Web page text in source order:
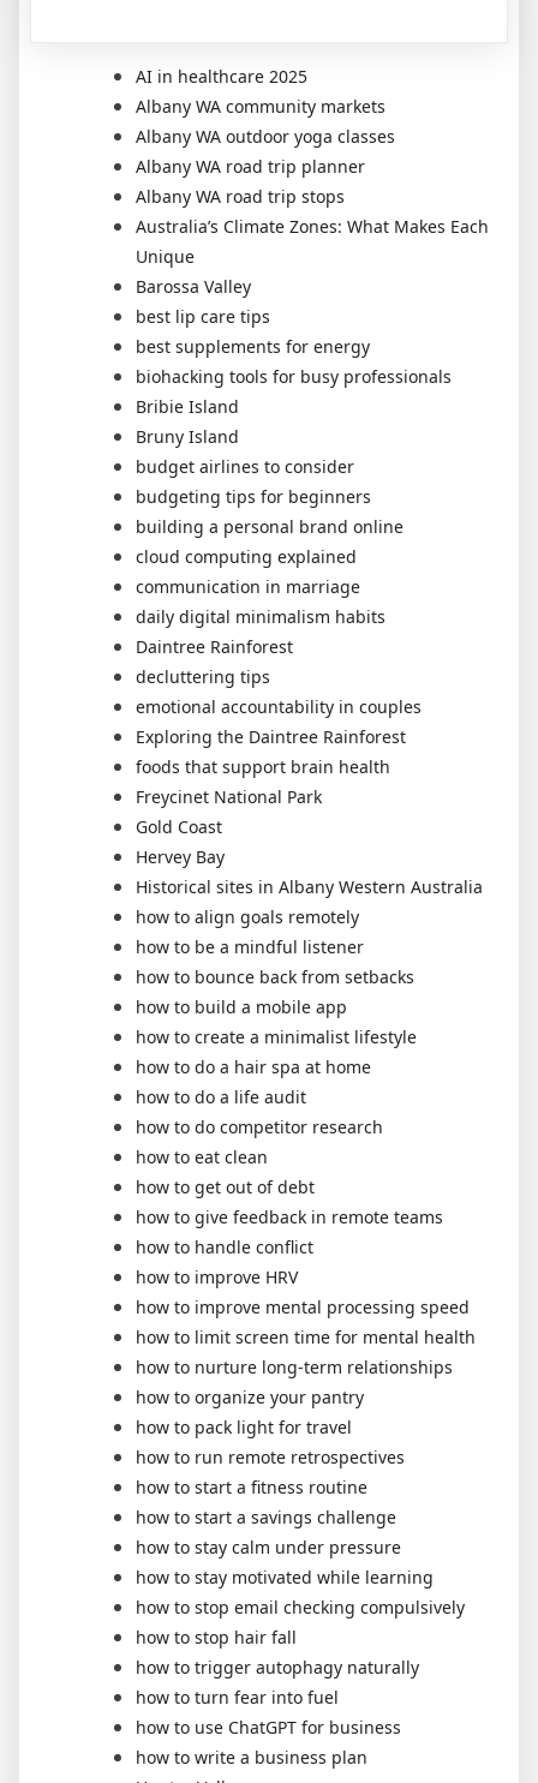
AI in healthcare 2025
Albany WA community markets
Albany WA outdoor yoga classes
Albany WA road trip planner
Albany WA road trip stops
Australia’s Climate Zones: What Makes Each
Unique
Barossa Valley
best lip care tips
best supplements for energy
biohacking tools for busy professionals
Bribie Island
Bruny Island
budget airlines to consider
budgeting tips for beginners
building a personal brand online
cloud computing explained
communication in marriage
daily digital minimalism habits
Daintree Rainforest
decluttering tips
emotional accountability in couples
Exploring the Daintree Rainforest
foods that support brain health
Freycinet National Park
Gold Coast
Hervey Bay
Historical sites in Albany Western Australia
how to align goals remotely
how to be a mindful listener
how to bounce back from setbacks
how to build a mobile app
how to create a minimalist lifestyle
how to do a hair spa at home
how to do a life audit
how to do competitor research
how to eat clean
how to get out of debt
how to give feedback in remote teams
how to handle conflict
how to improve HRV
how to improve mental processing speed
how to limit screen time for mental health
how to nurture long-term relationships
how to organize your pantry
how to pack light for travel
how to run remote retrospectives
how to start a fitness routine
how to start a savings challenge
how to stay calm under pressure
how to stay motivated while learning
how to stop email checking compulsively
how to stop hair fall
how to trigger autophagy naturally
how to turn fear into fuel
how to use ChatGPT for business
how to write a business plan